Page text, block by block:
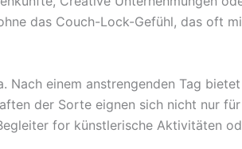
das Couch-Lock-Gefühl, das oft
einem anstrengenden Tag
der Sorte eignen sich nicht nur
for künstlerische Aktivitäten